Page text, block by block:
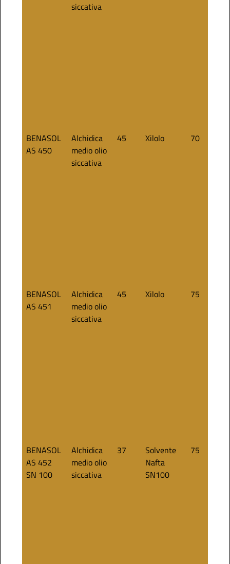
siccativa
BENASOL
AS 450
Alchidica
medio olio
siccativa
45 Xilolo 70
BENASOL
AS 451
Alchidica
medio olio
siccativa
45 Xilolo 75
BENASOL
AS 452
SN 100
Alchidica
medio olio
siccativa
37
Solvente
Nafta
SN100
75